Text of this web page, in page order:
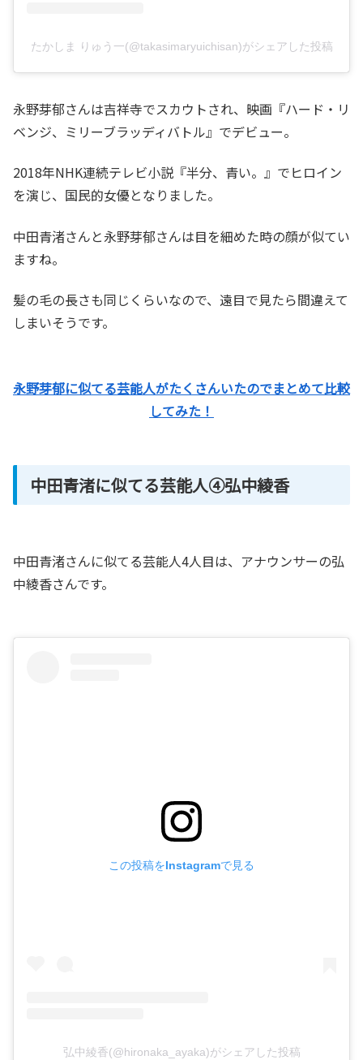
たかしま りゅう一(@takasimaryuichisan)がシェアした投稿
永野芽郁さんは吉祥寺でスカウトされ、映画『ハード・リ
ベンジ、ミリーブラッディバトル』でデビュー。
2018年NHK連続テレビ小説『半分、青い。』でヒロイン
を演じ、国民的女優となりました。
中田青渚さんと永野芽郁さんは目を細めた時の顔が似てい
ますね。
髪の毛の長さも同じくらいなので、遠目で見たら間違えて
しまいそうです。
永野芽郁に似てる芸能人がたくさんいたのでまとめて比較
してみた！
中田青渚に似てる芸能人④弘中綾香
中田青渚さんに似てる芸能人4人目は、アナウンサーの弘
中綾香さんです。
この投稿をInstagramで見る
弘中綾香(@hironaka_ayaka)がシェアした投稿